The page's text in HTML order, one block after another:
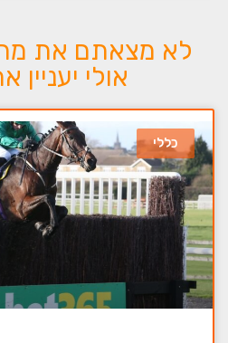
לא מצאתם את
אולי
כללי